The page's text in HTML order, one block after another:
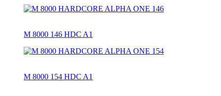
M 8000 146 HDC A1
M 8000 154 HDC A1